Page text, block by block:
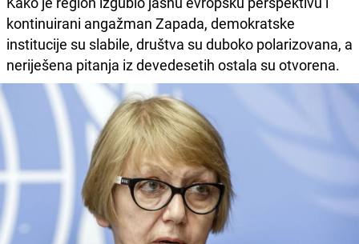
kontinuirani angažman Zapada, demokratske
institucije su slabile, društva su duboko polarizovana, a
neriješena pitanja iz devedesetih ostala su otvorena.